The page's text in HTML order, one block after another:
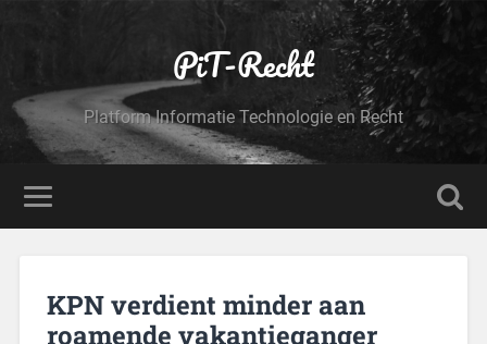
PiT-Recht
Platform Informatie Technologie en Recht
KPN verdient minder aan
roamende vakantieganger